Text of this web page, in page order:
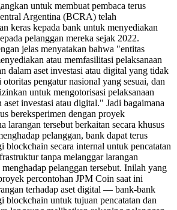
untuk membuat pembaca terus
Argentina (BCRA) telah
keras kepada bank untuk menyediakan
pelanggan mereka sejak 2022.
jelas menyatakan bahwa "entitas
atau memfasilitasi pelaksanaan
dalam aset investasi atau digital yang tidak
pengatur nasional yang sesuai, dan
untuk mengotorisasi pelaksanaan
aset investasi atau digital." Jadi bagaimana
bereksperimen dengan proyek
larangan tersebut berkaitan secara khusus
pelanggan, bank dapat terus
blockchain secara internal untuk pencatatan
tanpa melanggar larangan
pelanggan tersebut. Inilah yang
percontohan JPM Coin saat ini
terhadap aset digital — bank-bank
blockchain untuk tujuan pencatatan dan